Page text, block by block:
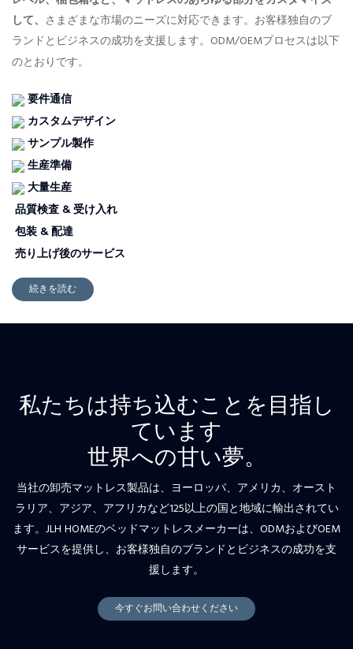
して、 さまざまな市場のニーズに対応できます。お客様独自のブ
ランドとビジネスの成功を支援します。ODM/OEMプロセスは以下
のとおりです。
要件通信
カスタムデザイン
サンプル製作
生産準備
大量生産
品質検査 & 受け入れ
包装 & 配達
売り上げ後のサービス
続きを読む
私たちは持ち込むことを目指し
ています
世界への甘い夢。
当社の卸売マットレス製品は、ヨーロッパ、アメリカ、オースト
ラリア、アジア、アフリカなど125以上の国と地域に輸出されてい
ます。JLH HOMEのベッドマットレスメーカーは、ODMおよびOEM
サービスを提供し、お客様独自のブランドとビジネスの成功を支
援します。
今すぐお問い合わせください